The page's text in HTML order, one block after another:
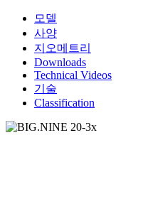
모델
사양
지오메트리
Downloads
Technical Videos
기술
Classification